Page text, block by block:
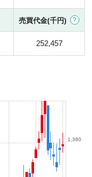
売買代金(千円)
252,457
1,380